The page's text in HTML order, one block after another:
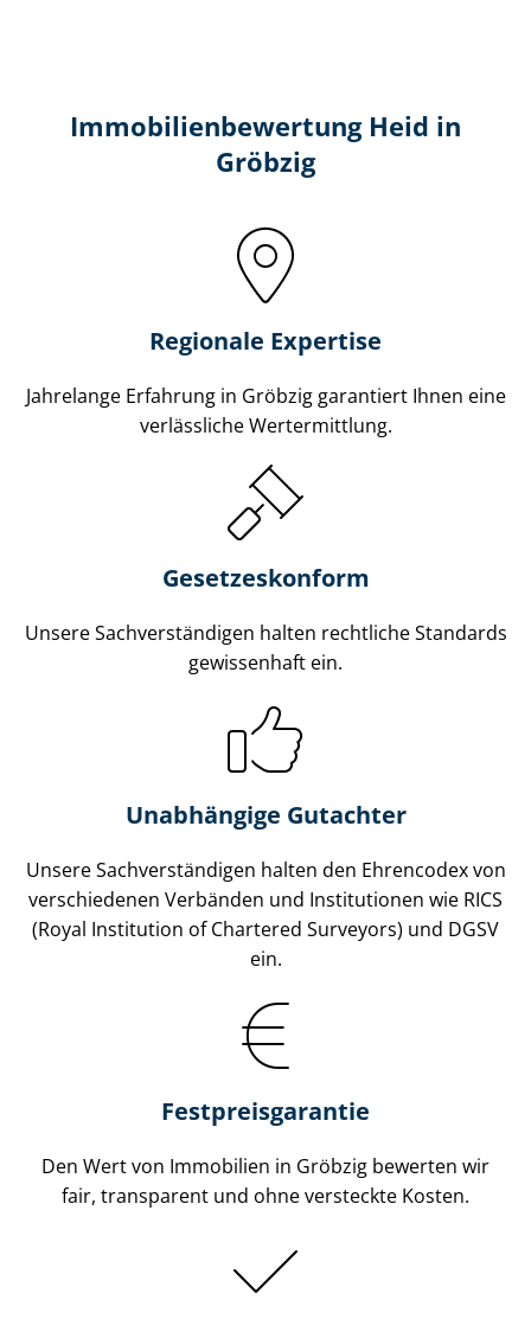
Immobilien­bewertung Heid in
Gröbzig
Regionale Expertise
Jahrelange Erfahrung in Gröbzig garantiert Ihnen eine
verlässliche Wertermittlung.
Gesetzes­konform
Unsere Sach­ver­stän­di­gen halten rechtliche Standards
gewissenhaft ein.
Unabhängige Gutachter
Unsere Sach­ver­stän­di­gen halten den Ehrencodex von
verschiedenen Verbänden und Institutionen wie RICS
(Royal Institution of Chartered Surveyors) und DGSV
ein.
Festpreis​garantie
Den Wert von Immobilien in Gröbzig bewerten wir
fair, transparent und ohne versteckte Kosten.